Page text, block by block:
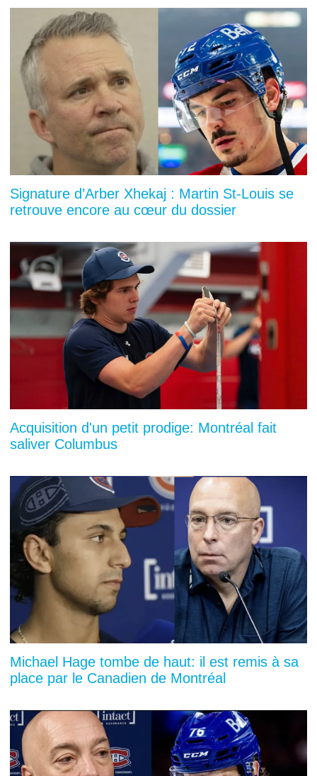
Signature d’Arber Xhekaj : Martin St-Louis se
retrouve encore au cœur du dossier
Acquisition d'un petit prodige: Montréal fait
saliver Columbus
Michael Hage tombe de haut: il est remis à sa
place par le Canadien de Montréal